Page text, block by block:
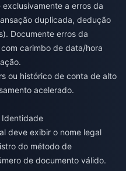
a erros da
duplicada, dedução
Documente erros da
carimbo de data/hora
ou histórico de conta de alto
acelerado.
Identidade
deve exibir o nome legal
do método de
de documento válido.